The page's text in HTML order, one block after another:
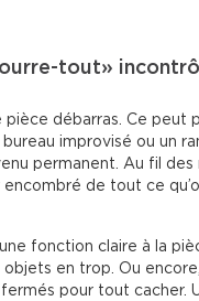
tout»
pièce débarras. Ce peut
improvisé ou un
permanent. Au fil des
de tout ce
fonction claire à la
objets en trop. Ou
pour tout cacher.